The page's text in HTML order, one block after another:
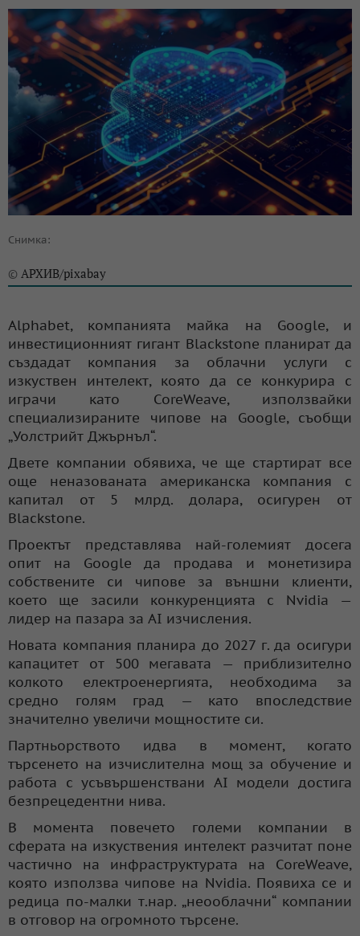
Снимка:
© АРХИВ/pixabay
Alphabet, компанията майка на Google, и
инвестиционният гигант Blackstone планират да
създадат компания за облачни услуги с
изкуствен интелект, която да се конкурира с
играчи като CoreWeave, използвайки
специализираните чипове на Google, съобщи
„Уолстрийт Джърнъл“.
Двете компании обявиха, че ще стартират все
още неназованата американска компания с
капитал от 5 млрд. долара, осигурен от
Blackstone.
Проектът представлява най-големият досега
опит на Google да продава и монетизира
собствените си чипове за външни клиенти,
което ще засили конкуренцията с Nvidia —
лидер на пазара за AI изчисления.
Новата компания планира до 2027 г. да осигури
капацитет от 500 мегавата — приблизително
колкото електроенергията, необходима за
средно голям град — като впоследствие
значително увеличи мощностите си.
Партньорството идва в момент, когато
търсенето на изчислителна мощ за обучение и
работа с усъвършенствани AI модели достига
безпрецедентни нива.
В момента повечето големи компании в
сферата на изкуствения интелект разчитат поне
частично на инфраструктурата на CoreWeave,
която използва чипове на Nvidia. Появиха се и
редица по-малки т.нар. „неооблачни“ компании
в отговор на огромното търсене.